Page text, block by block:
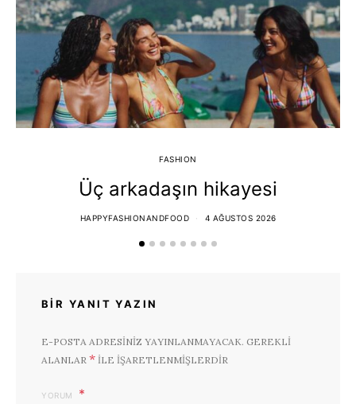
FASHION
Üç arkadaşın hikayesi
HAPPYFASHIONANDFOOD 4 AĞUSTOS 2026
BIR YANIT YAZIN
E-POSTA ADRESINIZ YAYINLANMAYACAK. GEREKLI
ALANLAR * ILE IŞARETLENMIŞLERDIR
YORUM